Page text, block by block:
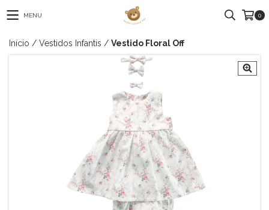
MENU 0
Início / Vestidos Infantis / Vestido Floral Off